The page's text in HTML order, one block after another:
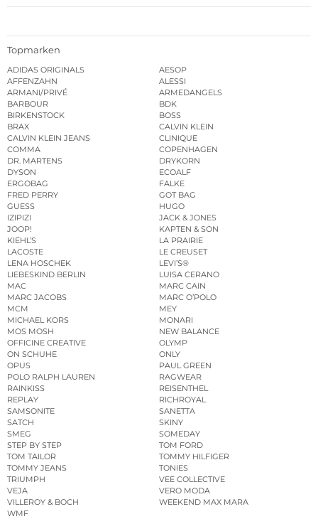
Topmarken
ADIDAS ORIGINALS
AESOP
AFFENZAHN
ALESSI
ARMANI/PRIVÉ
ARMEDANGELS
BARBOUR
BDK
BIRKENSTOCK
BOSS
BRAX
CALVIN KLEIN
CALVIN KLEIN JEANS
CLINIQUE
COMMA
COPENHAGEN
DR. MARTENS
DRYKORN
DYSON
ECOALF
ERGOBAG
FALKE
FRED PERRY
GOT BAG
GUESS
HUGO
IZIPIZI
JACK & JONES
JOOP!
KAPTEN & SON
KIEHL’S
LA PRAIRIE
LACOSTE
LE CREUSET
LENA HOSCHEK
LEVI’S®
LIEBESKIND BERLIN
LUISA CERANO
MAC
MARC CAIN
MARC JACOBS
MARC O’POLO
MCM
MEY
MICHAEL KORS
MONARI
MOS MOSH
NEW BALANCE
OFFICINE CREATIVE
OLYMP
ON SCHUHE
ONLY
OPUS
PAUL GREEN
POLO RALPH LAUREN
RAGWEAR
RAINKISS
REISENTHEL
REPLAY
RICHROYAL
SAMSONITE
SANETTA
SATCH
SKINY
SMEG
SOMEDAY
STEP BY STEP
TOM FORD
TOM TAILOR
TOMMY HILFIGER
TOMMY JEANS
TONIES
TRIUMPH
VEE COLLECTIVE
VEJA
VERO MODA
VILLEROY & BOCH
WEEKEND MAX MARA
WMF